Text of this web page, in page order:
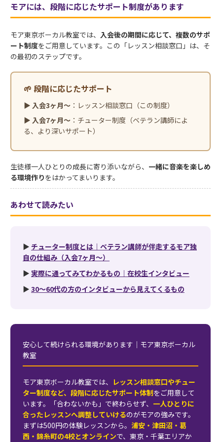
モアには、段階に応じたサポート制度があります
モア東京ボーカル教室では、 入会後の期間に応じて、複数のサポ
ート制度をご用意しています。この「レッスン相談窓口」は、そ
の最初のステップです。
🌱 段階に応じたサポート
▶ 入会3ヶ月〜 ：レッスン相談窓口（この制度）
▶ 入会7ヶ月〜 ：チューター制度（ベテラン講師によ
る、より深いサポート）
生徒様一人ひとりの成長に寄り添いながら、 一緒に音楽を楽しめ
る環境作りをはかってまいります。
あわせて読みたい
▶ チューター制度とは｜ベテラン講師が伴走するモア独
自の仕組み（入会7ヶ月〜）
▶ 実際に通ってみてわかるもの｜在校生インタビュー
▶ 30〜60代の方のインタビューから見えてくるもの
安心して続けられる環境があります｜モア東京ボーカル
教室
モア東京ボーカル教室では、 レッスン相談窓口やチュー
ター制度など、段階に応じたサポート体制をご用意して
います。「合わないかも」で終わらせず、 一人ひとりに
合ったレッスンへ調整していけるのがモアの強みです。
まずは500円の体験レッスンから。 浦安・津田沼・葛
西・錦糸町の4校とオンラインで、東京・千葉エリアか